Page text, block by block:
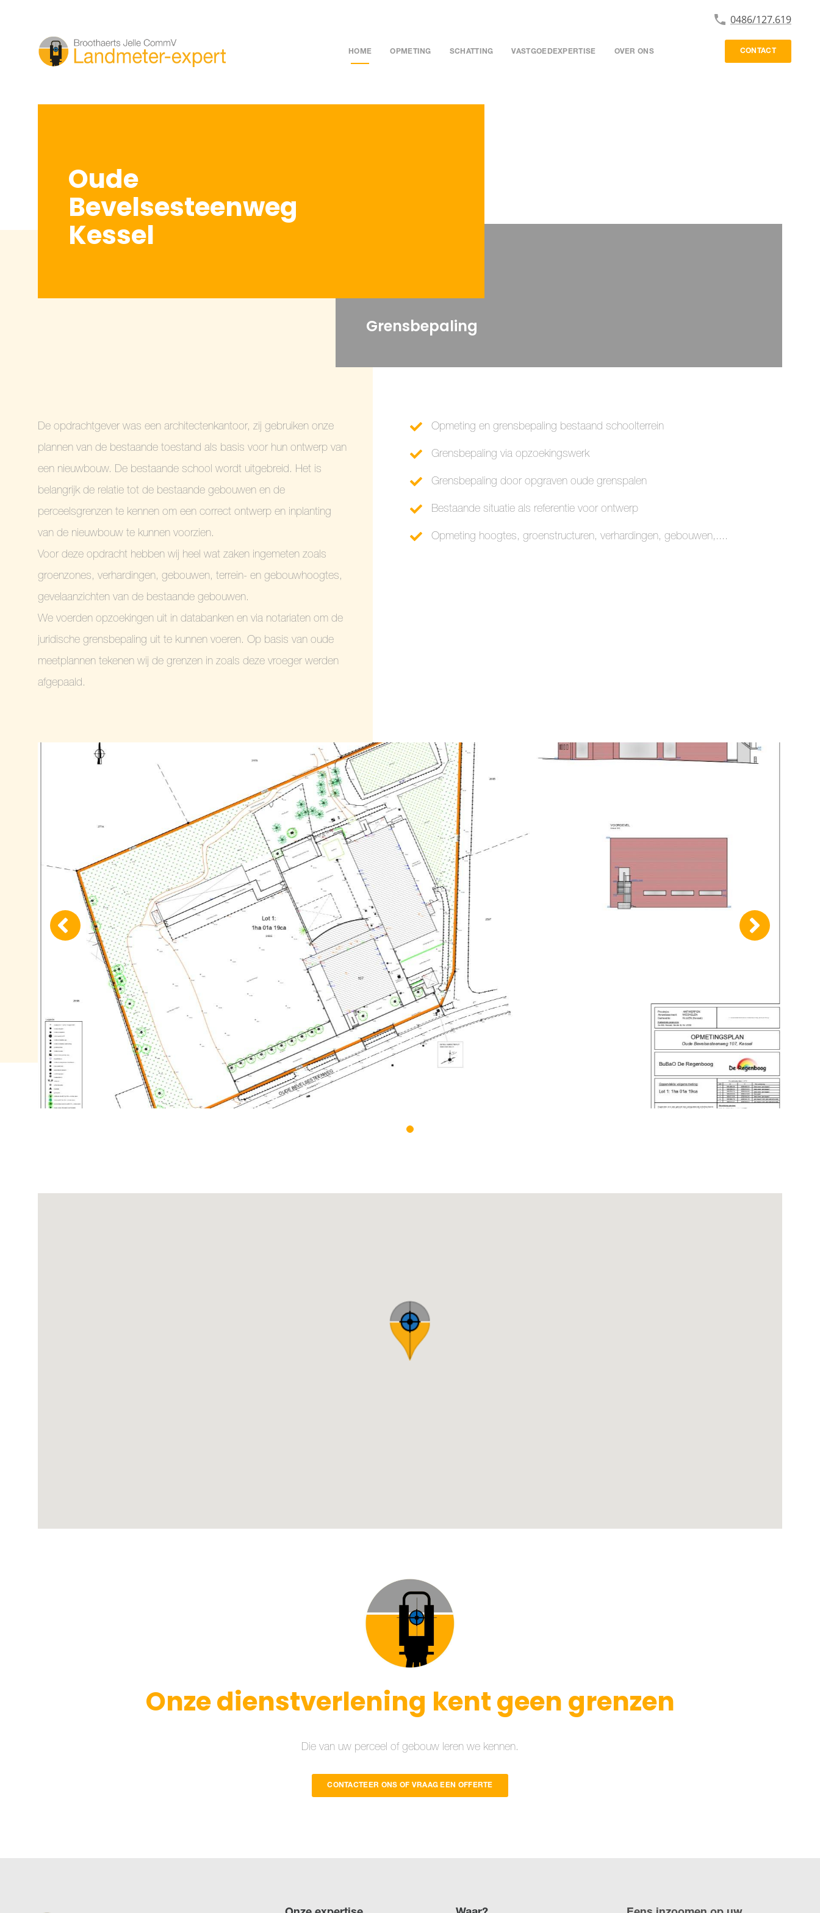
HOME OPMETING SCHATTING VASTGOEDEXPERTISE OVER ONS CONTACT
0486/127.619
Oude
Bevelsesteenweg
Kessel
Grensbepaling
De opdrachtgever was een architectenkantoor, zij gebruiken onze
plannen van de bestaande toestand als basis voor hun ontwerp van
een nieuwbouw. De bestaande school wordt uitgebreid. Het is
belangrijk de relatie tot de bestaande gebouwen en de
perceelsgrenzen te kennen om een correct ontwerp en inplanting
van de nieuwbouw te kunnen voorzien.
Voor deze opdracht hebben wij heel wat zaken ingemeten zoals
groenzones, verhardingen, gebouwen, terrein- en gebouwhoogtes,
gevelaanzichten van de bestaande gebouwen.
We voerden opzoekingen uit in databanken en via notariaten om de
juridische grensbepaling uit te kunnen voeren. Op basis van oude
meetplannen tekenen wij de grenzen in zoals deze vroeger werden
afgepaald.
Opmeting en grensbepaling bestaand schoolterrein
Grensbepaling via opzoekingswerk
Grensbepaling door opgraven oude grenspalen
Bestaande situatie als referentie voor ontwerp
Opmeting hoogtes, groenstructuren, verhardingen, gebouwen,....
Onze dienstverlening kent geen grenzen
Die van uw perceel of gebouw leren we kennen.
CONTACTEER ONS OF VRAAG EEN OFFERTE